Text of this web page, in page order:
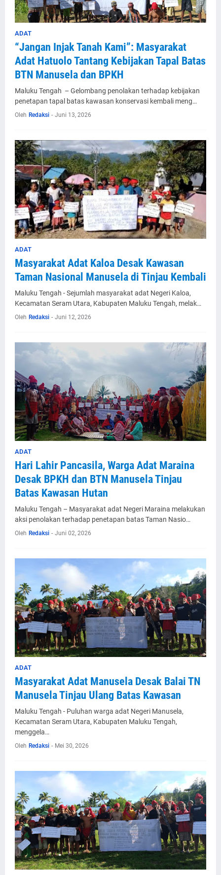
ADAT
“Jangan Injak Tanah Kami”: Masyarakat
Adat Hatuolo Tantang Kebijakan Tapal Batas
BTN Manusela dan BPKH
Maluku Tengah – Gelombang penolakan terhadap kebijakan
penetapan tapal batas kawasan konservasi kembali meng…
Oleh Redaksi - Juni 13, 2026
ADAT
Masyarakat Adat Kaloa Desak Kawasan
Taman Nasional Manusela di Tinjau Kembali
Maluku Tengah - Sejumlah masyarakat adat Negeri Kaloa,
Kecamatan Seram Utara, Kabupaten Maluku Tengah, melak…
Oleh Redaksi - Juni 12, 2026
ADAT
Hari Lahir Pancasila, Warga Adat Maraina
Desak BPKH dan BTN Manusela Tinjau
Batas Kawasan Hutan
Maluku Tengah – Masyarakat adat Negeri Maraina melakukan
aksi penolakan terhadap penetapan batas Taman Nasio…
Oleh Redaksi - Juni 02, 2026
ADAT
Masyarakat Adat Manusela Desak Balai TN
Manusela Tinjau Ulang Batas Kawasan
Maluku Tengah - Puluhan warga adat Negeri Manusela,
Kecamatan Seram Utara, Kabupaten Maluku Tengah,
menggela…
Oleh Redaksi - Mei 30, 2026